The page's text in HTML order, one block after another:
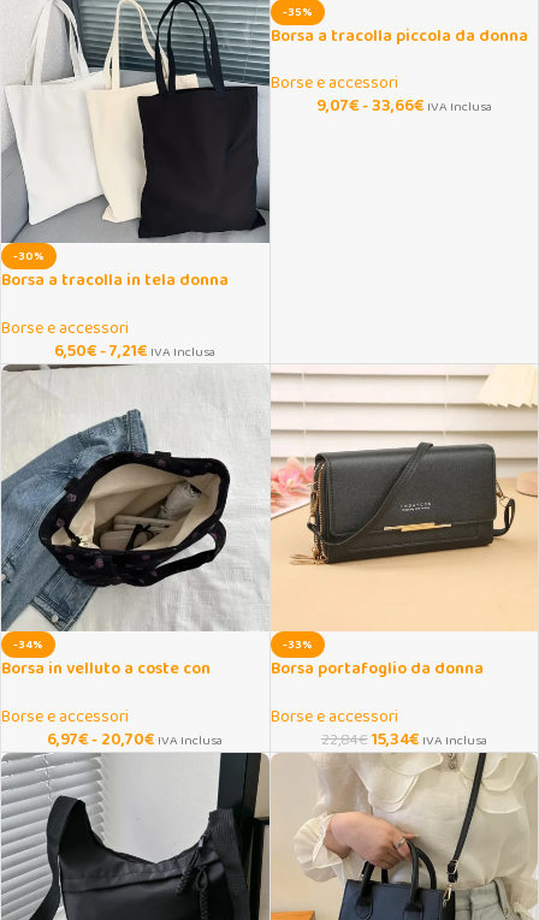
-30%
Borsa a tracolla in tela donna
Borse e accessori
6,50€-7,21€ IVA Inclusa
-35%
Borsa a tracolla piccola da donna
Borse e accessori
9,07€-33,66€ IVA Inclusa
-34%
Borsa in velluto a coste con
Borse e accessori
6,97€-20,70€ IVA Inclusa
-33%
Borsa portafoglio da donna
Borse e accessori
22,84€15,34€ IVA Inclusa